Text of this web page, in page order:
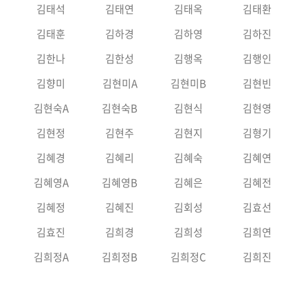
김태석
김태연 김태옥
김태환
김태훈
김하경 김하영
김하진
김한나
김한성 김행옥
김행인
김향미
김현미A 김현미B
김현빈
김현숙A
김현숙B 김현식
김현영
김현정
김현주 김현지
김형기
김혜경
김혜리 김혜숙
김혜연
김혜영A
김혜영B 김혜은
김혜전
김혜정
김혜진 김회성
김효선
김효진
김희경 김희성
김희연
김희정A
김희정B 김희정C 김희진